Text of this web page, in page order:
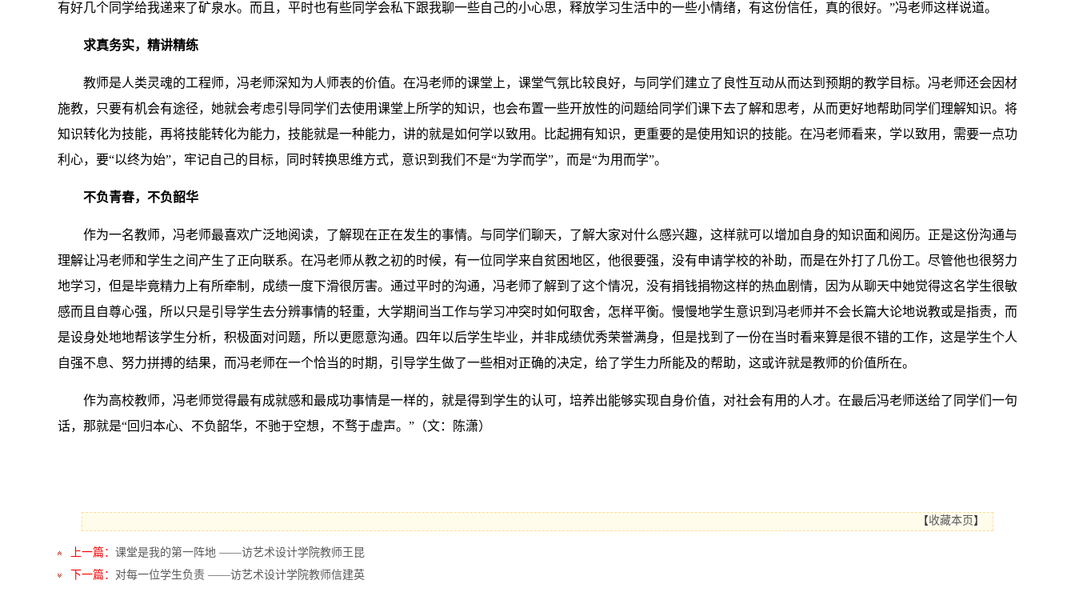
有好几个同学给我递来了矿泉水。而且，平时也有些同学会私下跟我聊一些自己的小心思，释放学习生活中的一些小情绪，有这份信任，真的很好。”冯老师这样说道。
求真务实，精讲精练
教师是人类灵魂的工程师，冯老师深知为人师表的价值。在冯老师的课堂上，课堂气氛比较良好，与同学们建立了良性互动从而达到预期的教学目标。冯老师还会因材
施教，只要有机会有途径，她就会考虑引导同学们去使用课堂上所学的知识，也会布置一些开放性的问题给同学们课下去了解和思考，从而更好地帮助同学们理解知识。将
知识转化为技能，再将技能转化为能力，技能就是一种能力，讲的就是如何学以致用。比起拥有知识，更重要的是使用知识的技能。在冯老师看来，学以致用，需要一点功
利心，要“以终为始”，牢记自己的目标，同时转换思维方式，意识到我们不是“为学而学”，而是“为用而学”。
不负青春，不负韶华
作为一名教师，冯老师最喜欢广泛地阅读，了解现在正在发生的事情。与同学们聊天，了解大家对什么感兴趣，这样就可以增加自身的知识面和阅历。正是这份沟通与
理解让冯老师和学生之间产生了正向联系。在冯老师从教之初的时候，有一位同学来自贫困地区，他很要强，没有申请学校的补助，而是在外打了几份工。尽管他也很努力
地学习，但是毕竟精力上有所牵制，成绩一度下滑很厉害。通过平时的沟通，冯老师了解到了这个情况，没有捐钱捐物这样的热血剧情，因为从聊天中她觉得这名学生很敏
感而且自尊心强，所以只是引导学生去分辨事情的轻重，大学期间当工作与学习冲突时如何取舍，怎样平衡。慢慢地学生意识到冯老师并不会长篇大论地说教或是指责，而
是设身处地地帮该学生分析，积极面对问题，所以更愿意沟通。四年以后学生毕业，并非成绩优秀荣誉满身，但是找到了一份在当时看来算是很不错的工作，这是学生个人
自强不息、努力拼搏的结果，而冯老师在一个恰当的时期，引导学生做了一些相对正确的决定，给了学生力所能及的帮助，这或许就是教师的价值所在。
作为高校教师，冯老师觉得最有成就感和最成功事情是一样的，就是得到学生的认可，培养出能够实现自身价值，对社会有用的人才。在最后冯老师送给了同学们一句
话，那就是“回归本心、不负韶华，不驰于空想，不骛于虚声。”（文：陈潇）
【收藏本页 】
上一篇： 课堂是我的第一阵地 ——访艺术设计学院教师王昆
下一篇： 对每一位学生负责 ——访艺术设计学院教师信建英